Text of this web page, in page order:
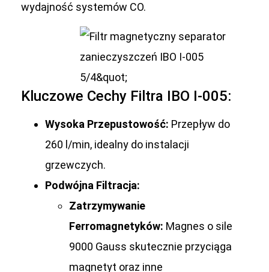
wydajność systemów CO.
Kluczowe Cechy Filtra IBO I-005:
Wysoka Przepustowość: Przepływ do
260 l/min, idealny do instalacji
grzewczych.
Podwójna Filtracja:
Zatrzymywanie
Ferromagnetyków: Magnes o sile
9000 Gauss skutecznie przyciąga
magnetyt oraz inne